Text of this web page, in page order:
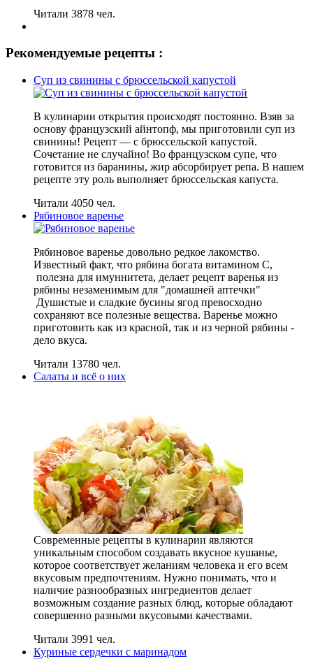
Читали 3878 чел.
Рекомендуемые рецепты :
Суп из свинины с брюссельской капустой
В кулинарии открытия происходят постоянно. Взяв за
основу французский айнтопф, мы приготовили суп из
свинины! Рецепт — с брюссельской капустой.
Сочетание не случайно! Во французском супе, что
готовится из баранины, жир абсорбирует репа. В нашем
рецепте эту роль выполняет брюссельская капуста.
Читали 4050 чел.
Рябиновое варенье
Рябиновое варенье довольно редкое лакомство.
Известный факт, что рябина богата витамином С,
полезна для имуннитета, делает рецепт варенья из
рябины незаменимым для "домашней аптечки"
Душистые и сладкие бусины ягод превосходно
сохраняют все полезные вещества. Варенье можно
приготовить как из красной, так и из черной рябины -
дело вкуса.
Читали 13780 чел.
Салаты и всё о них
Современные рецепты в кулинарии являются
уникальным способом создавать вкусное кушанье,
которое соответствует желаниям человека и его всем
вкусовым предпочтениям. Нужно понимать, что и
наличие разнообразных ингредиентов делает
возможным создание разных блюд, которые обладают
совершенно разными вкусовыми качествами.
Читали 3991 чел.
Куриные сердечки с маринадом